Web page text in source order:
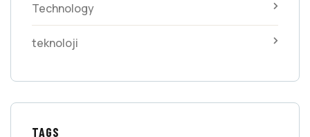
Technology
teknoloji
TAGS